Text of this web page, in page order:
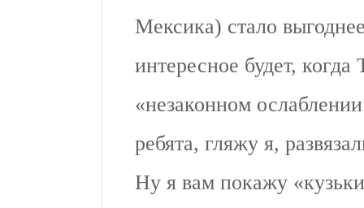
Мексика) стало
интересное будет,
«незаконном
ребята, гляжу я,
Ну я вам покажу